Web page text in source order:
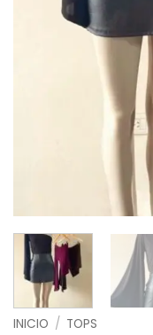
INICIO / TOPS